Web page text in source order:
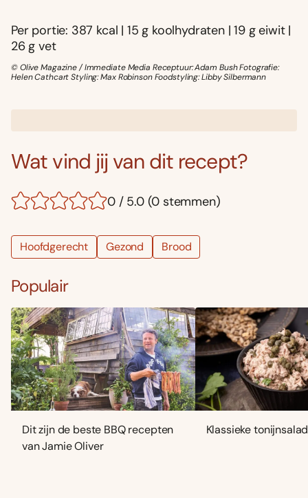
Per portie: 387 kcal | 15 g koolhydraten | 19 g eiwit |
26 g vet
© Olive Magazine / Immediate Media Receptuur: Adam Bush Fotografie:
Helen Cathcart Styling: Max Robinson Foodstyling: Libby Silbermann
Wat vind jij van dit recept?
0 / 5.0 (0 stemmen)
Hoofdgerecht Gezond Brood
Populair
Dit zijn de beste BBQ recepten
van Jamie Oliver
Klassieke